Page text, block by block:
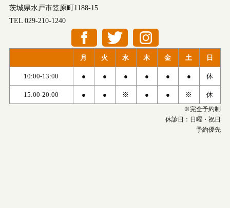
茨城県水戸市笠原町1188-15
TEL 029-210-1240
月 火 水 木 金 土 日
10:00-13:00 ● ● ● ● ● ● 休
15:00-20:00 ● ● ※ ● ● ※ 休
※完全予約制
休診日：日曜・祝日
予約優先